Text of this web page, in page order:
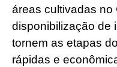
áreas cultivadas no
disponibilização de
tornem as etapas
rápidas e